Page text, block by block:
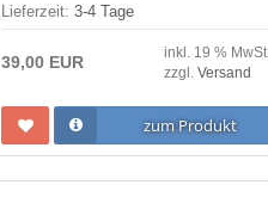
Lieferzeit: 3-4 Tage
39,00 EUR
inkl. 19 % MwSt.
zzgl. Versand
zum Produkt